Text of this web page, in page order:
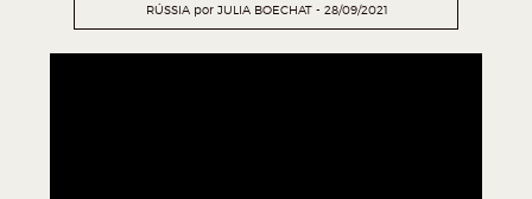
RÚSSIA por JULIA BOECHAT 28/09/2021